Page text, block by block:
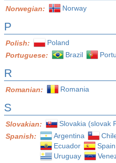
Norwegian: Norway
P
Polish:
Poland
Portuguese:
Brazil
R
Romanian: Romania
S
Slovakian:
Slovakia (slovak
Spanish:
Argentina
Ecuador
Spain
Uruguay